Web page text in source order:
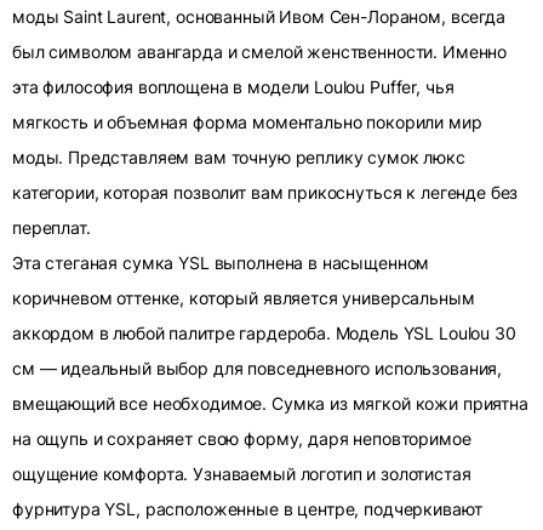
моды Saint Laurent, основанный Ивом Сен-Лораном, всегда
был символом авангарда и смелой женственности. Именно
эта философия воплощена в модели Loulou Puffer, чья
мягкость и объемная форма моментально покорили мир
моды. Представляем вам точную реплику сумок люкс
категории, которая позволит вам прикоснуться к легенде без
переплат.
Эта стеганая сумка YSL выполнена в насыщенном
коричневом оттенке, который является универсальным
аккордом в любой палитре гардероба. Модель YSL Loulou 30
см — идеальный выбор для повседневного использования,
вмещающий все необходимое. Сумка из мягкой кожи приятна
на ощупь и сохраняет свою форму, даря неповторимое
ощущение комфорта. Узнаваемый логотип и золотистая
фурнитура YSL, расположенные в центре, подчеркивают